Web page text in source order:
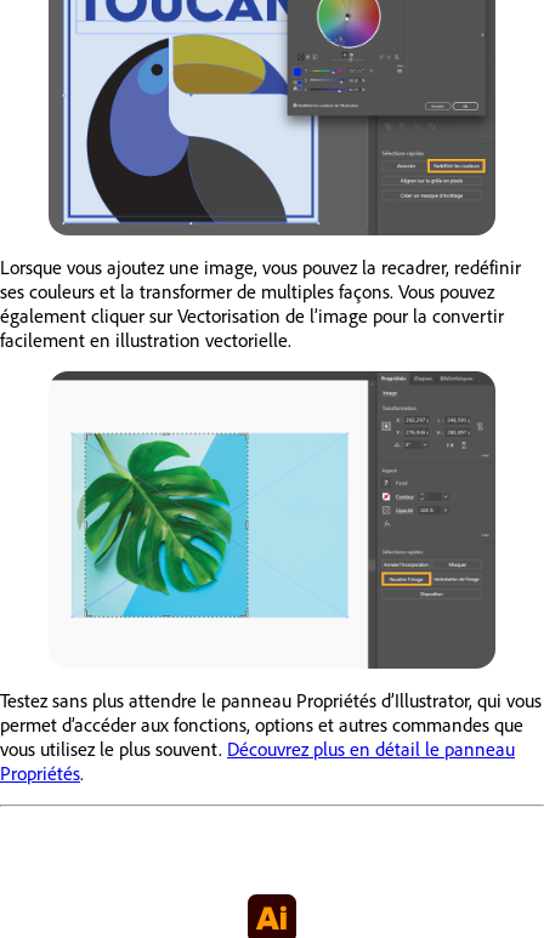
Lorsque vous ajoutez une image, vous pouvez la recadrer, redéfinir
ses couleurs et la transformer de multiples façons. Vous pouvez
également cliquer sur Vectorisation de l’image pour la convertir
facilement en illustration vectorielle.
Testez sans plus attendre le panneau Propriétés d’Illustrator, qui vous
permet d’accéder aux fonctions, options et autres commandes que
vous utilisez le plus souvent. Découvrez plus en détail le panneau
Propriétés.